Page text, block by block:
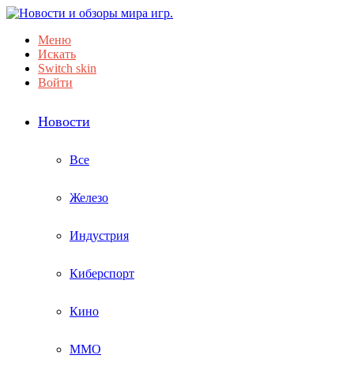
Меню
Искать
Switch skin
Войти
Новости
Все
Железо
Индустрия
Киберспорт
Кино
ММО